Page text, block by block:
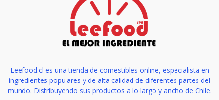
Leefood.cl es una tienda de comestibles online, especialista en
ingredientes populares y de alta calidad de diferentes partes del
mundo. Distribuyendo sus productos a lo largo y ancho de Chile.